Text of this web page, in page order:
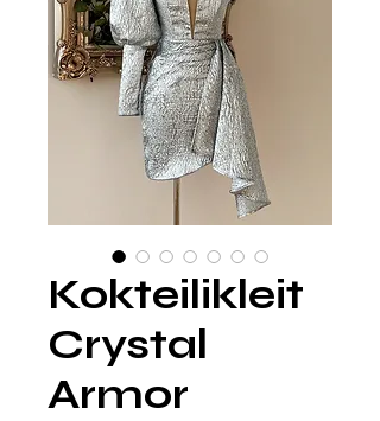
Kokteilikleit
Crystal
Armor